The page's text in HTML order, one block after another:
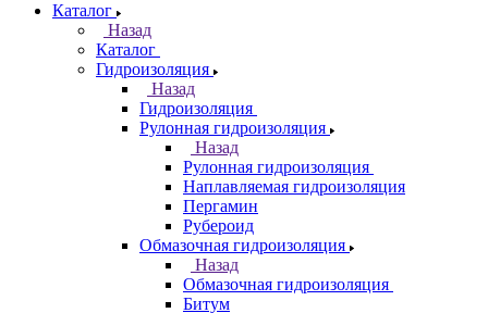
Каталог
Назад
Каталог
Гидроизоляция
Назад
Гидроизоляция
Рулонная гидроизоляция
Назад
Рулонная гидроизоляция
Наплавляемая гидроизоляция
Пергамин
Рубероид
Обмазочная гидроизоляция
Назад
Обмазочная гидроизоляция
Битум